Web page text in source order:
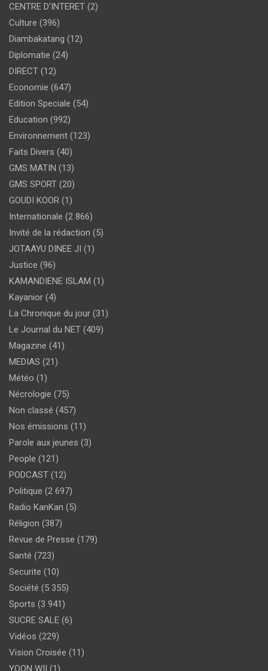
CENTRE D'INTERET (2)
Culture (396)
Diambakatang (12)
Diplomatie (24)
DIRECT (12)
Economie (647)
Edition Speciale (54)
Education (992)
Environnement (123)
Faits Divers (40)
GMS MATIN (13)
GMS SPORT (20)
GOUDI KOOR (1)
Internationale (2 866)
Invité de la rédaction (5)
JOTAAYU DINEE JI (1)
Justice (96)
KAMANDIENE ISLAM (1)
Kayanior (4)
La Chronique du jour (31)
Le Journal du NET (409)
Magazine (41)
MEDIAS (21)
Météo (1)
Nécrologie (75)
Non classé (457)
Nos émissions (11)
Parole aux jeunes (3)
People (121)
PODCAST (12)
Politique (2 697)
Radio KanKan (5)
Réligion (387)
Revue de Presse (179)
Santé (723)
Securite (10)
Société (5 355)
Sports (3 941)
SUCRE SALE (6)
Vidéos (229)
Vision Croisée (11)
YOON WII (1)